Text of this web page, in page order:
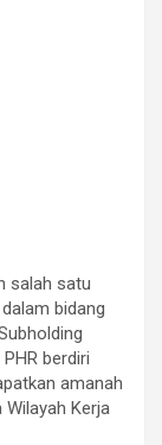
salah satu
bidang
berdiri
amanah
Kerja